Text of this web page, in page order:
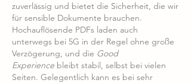
zuverlässig und bietet die Sicherheit, die wir
für sensible Dokumente brauchen.
Hochauflösende PDFs laden auch
unterwegs bei 5G in der Regel ohne große
Verzögerung, und die Good
Experience bleibt stabil, selbst bei vielen
Seiten. Gelegentlich kann es bei sehr